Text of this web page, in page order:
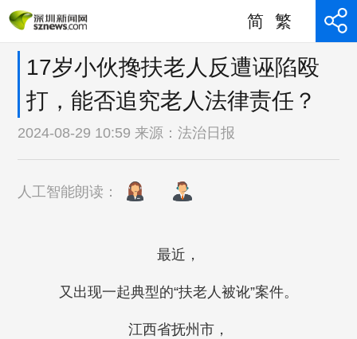
简 繁
17岁小伙搀扶老人反遭诬陷殴
打，能否追究老人法律责任？
2024-08-29 10:59 来源：法治日报
人工智能朗读：
最近，
又出现一起典型的“扶老人被讹”案件。
江西省抚州市，